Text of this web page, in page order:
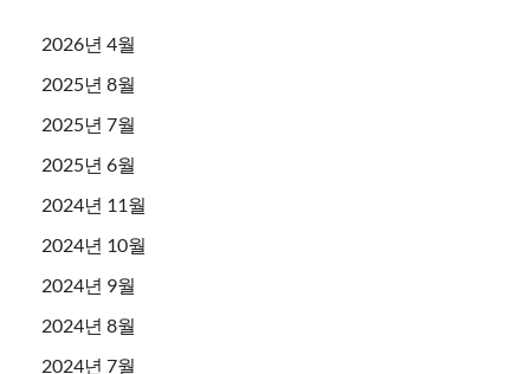
2026년 4월
2025년 8월
2025년 7월
2025년 6월
2024년 11월
2024년 10월
2024년 9월
2024년 8월
2024년 7월